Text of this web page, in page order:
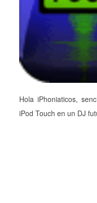
Hola iPhoniaticos,
iPod Touch en un DJ